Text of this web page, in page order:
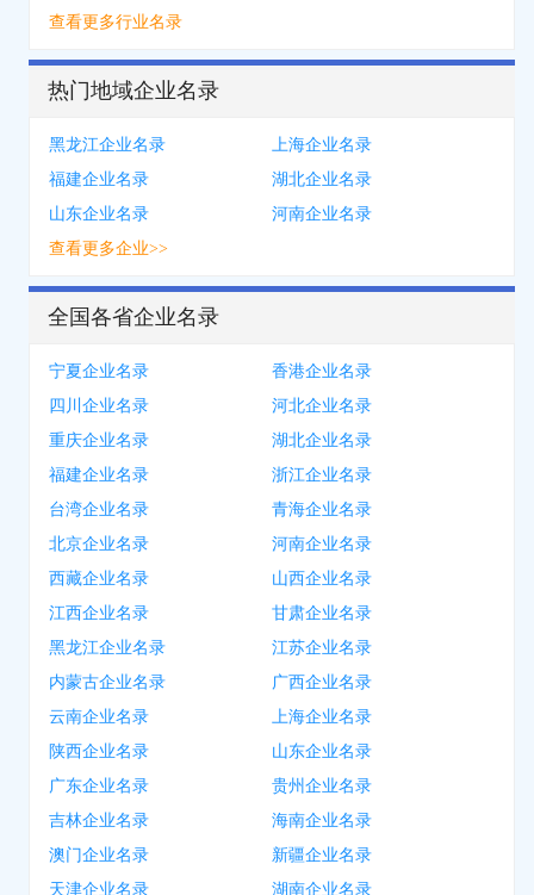
查看更多行业名录
热门地域企业名录
黑龙江企业名录
上海企业名录
福建企业名录
湖北企业名录
山东企业名录
河南企业名录
查看更多企业>>
全国各省企业名录
宁夏企业名录
香港企业名录
四川企业名录
河北企业名录
重庆企业名录
湖北企业名录
福建企业名录
浙江企业名录
台湾企业名录
青海企业名录
北京企业名录
河南企业名录
西藏企业名录
山西企业名录
江西企业名录
甘肃企业名录
黑龙江企业名录
江苏企业名录
内蒙古企业名录
广西企业名录
云南企业名录
上海企业名录
陕西企业名录
山东企业名录
广东企业名录
贵州企业名录
吉林企业名录
海南企业名录
澳门企业名录
新疆企业名录
天津企业名录
湖南企业名录